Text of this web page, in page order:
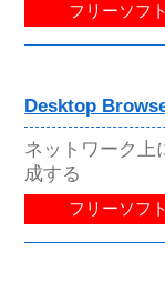
フリーソフト
Desktop
ネットワーク上
成する
フリーソフト